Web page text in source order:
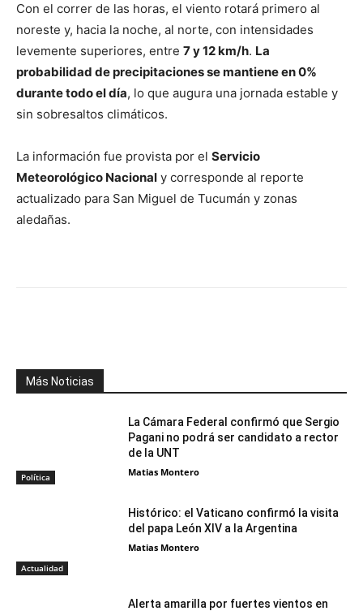
Con el correr de las horas, el viento rotará primero al
noreste y, hacia la noche, al norte, con intensidades
levemente superiores, entre 7 y 12 km/h. La
probabilidad de precipitaciones se mantiene en 0%
durante todo el día, lo que augura una jornada estable y
sin sobresaltos climáticos.
La información fue provista por el Servicio
Meteorológico Nacional y corresponde al reporte
actualizado para San Miguel de Tucumán y zonas
aledañas.
Más Noticias
Política
La Cámara Federal confirmó que Sergio
Pagani no podrá ser candidato a rector
de la UNT
Matias Montero
Actualidad
Histórico: el Vaticano confirmó la visita
del papa León XIV a la Argentina
Matias Montero
Alerta amarilla por fuertes vientos en